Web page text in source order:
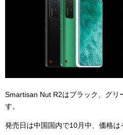
Smartisan Nut R2はブラック、グリ
す。
発売日は中国国内で10月中、価格は